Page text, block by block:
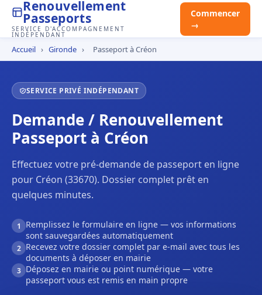
Renouvellement
Passeports
SERVICE D'ACCOMPAGNEMENT
INDÉPENDANT
Commencer
→
Accueil › Gironde › Passeport à Créon
SERVICE PRIVÉ INDÉPENDANT
Demande / Renouvellement
Passeport à Créon
Effectuez votre pré-demande de passeport en ligne
pour Créon (33670). Dossier complet prêt en
quelques minutes.
1
Remplissez le formulaire en ligne — vos informations
sont sauvegardées automatiquement
2 Recevez votre dossier complet par e-mail avec tous les
documents à déposer en mairie
3 Déposez en mairie ou point numérique — votre
passeport vous est remis en main propre